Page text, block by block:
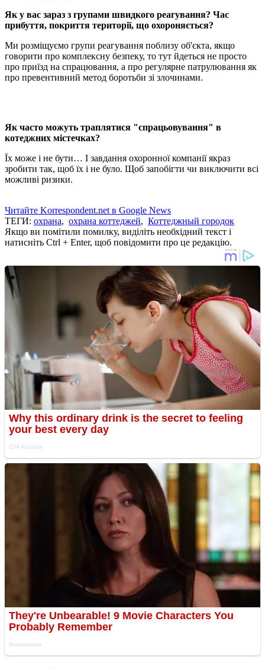
Як у вас зараз з групами швидкого реагування? Час
прибуття, покриття території, що охороняється?
Ми розміщуємо групи реагування поблизу об'єкта, якщо
говорити про комплексну безпеку, то тут йдеться не просто
про приїзд на спрацювання, а про регулярне патрулювання як
про превентивний метод боротьби зі злочинами.
Як часто можуть траплятися "спрацьовування" в
котеджних містечках?
Їх може і не бути… І завдання охоронної компанії якраз
зробити так, щоб їх і не було. Щоб запобігти чи виключити всі
можливі ризики.
Читайте Korrespondent.net в Google News
ТЕГИ: охрана, охрана коттеджей, Коттеджный городок
Якщо ви помітили помилку, виділіть необхідний текст і
натисніть Ctrl + Enter, щоб повідомити про це редакцію.